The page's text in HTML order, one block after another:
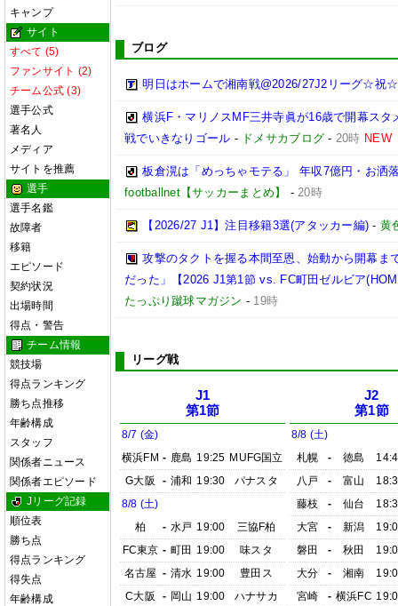
キャンプ
サイト
すべて (5)
ファンサイト (2)
チーム公式 (3)
選手公式
著名人
メディア
サイトを推薦
選手
選手名鑑
故障者
移籍
エピソード
契約状況
出場時間
得点・警告
チーム情報
競技場
得点ランキング
勝ち点推移
年齢構成
スタッフ
関係者ニュース
関係者エピソード
Jリーグ記録
順位表
勝ち点
得点ランキング
得失点
年齢構成
ブログ
明日はホームで湘南戦@2026/27J2リーグ☆
横浜F・マリノスMF三井寺眞が16歳で開幕ス
戦でいきなりゴール - ドメサカブログ - 20時 NEW
板倉滉は「めっちゃモテる」 年収7億円・お洒
footballnet【サッカーまとめ】
-20時
【2026/27 J1】注目移籍3選(アタッカー編) -黄
攻撃のタクトを握る本間至恩、始動から開幕ま
だった」【2026 J1第1節 vs. FC町田ゼルビア
たっぷり蹴球マガジン - 19時
リーグ戦
J1
第1節
8/7 (金)
横浜FM - 鹿島 19:25 MUFG国立
G大阪
- 浦和 19:30
パナスタ
8/8 (土)
柏
- 水戸 19:00
三協F柏
FC東京 - 町田 19:00
味スタ
名古屋 - 清水 19:00
豊田ス
C大阪
- 岡山 19:00
ハナサカ
J2
第1節
8/8 (土)
札幌
- 徳島
八戸
- 富山
藤枝
- 仙台
大宮
- 新潟
磐田
- 秋田
大分
- 湘南
宮崎
- 横浜FC